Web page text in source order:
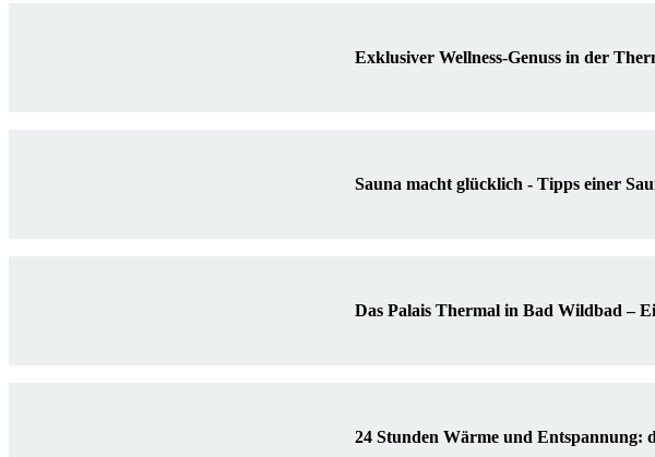
Exklusiver Wellness-Genuss in der
Sauna macht glücklich - Tipps einer
Das Palais Thermal in Bad Wildbad –
24 Stunden Wärme und Entspannung: